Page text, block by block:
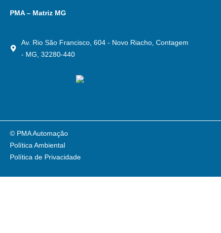
PMA – Matriz MG
Av. Rio São Francisco, 604 - Novo Riacho, Contagem
- MG, 32280-440
Política Ambiental
Política de Privacidade
© PMA Automação